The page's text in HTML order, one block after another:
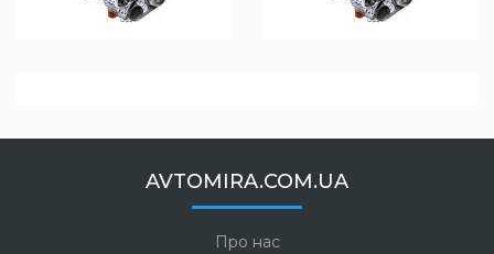
AVTOMIRA.COM.UA
Про нас